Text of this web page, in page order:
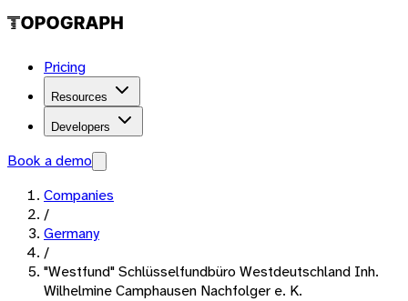
Pricing
Resources
Developers
Book a demo
Companies
/
Germany
/
"Westfund" Schlüsselfundbüro Westdeutschland Inh.
Wilhelmine Camphausen Nachfolger e. K.